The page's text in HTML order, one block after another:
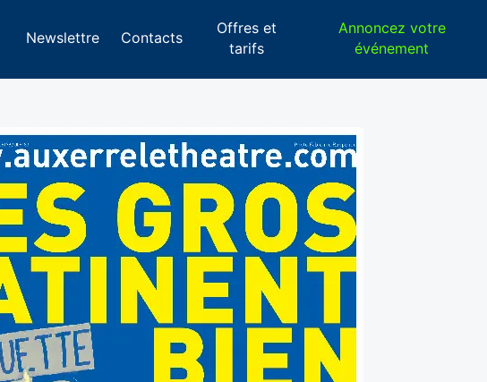
Newslettre Contacts
Offres et
tarifs
Annoncez votre
événement